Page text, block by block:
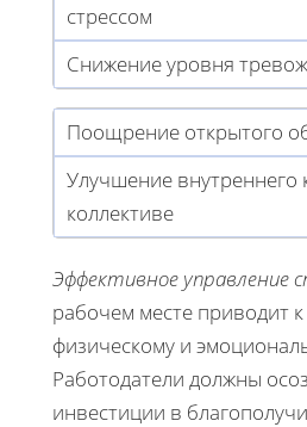
стрессом
Снижение уровня
Поощрение открытого
Улучшение внутреннего
коллективе
Эффективное управление
рабочем месте приводит
физическому и
Работодатели должны
инвестиции в